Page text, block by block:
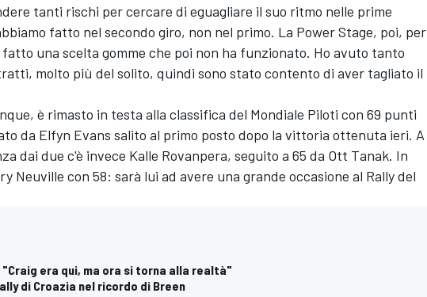
tanti rischi per cercare di eguagliare il suo ritmo nelle prime
fatto nel secondo giro, non nel primo. La Power Stage, poi, per
una scelta gomme che poi non ha funzionato. Ho avuto tanto
molto più del solito, quindi sono stato contento di aver tagliato il
è rimasto in testa alla classifica del Mondiale Piloti con 69 punti
da Elfyn Evans salito al primo posto dopo la vittoria ottenuta ieri. A
dai due c'è invece Kalle Rovanpera, seguito a 65 da Ott Tanak. In
Neuville con 58: sarà lui ad avere una grande occasione al Rally del
"Craig era qui, ma ora si torna alla realtà"
di Croazia nel ricordo di Breen